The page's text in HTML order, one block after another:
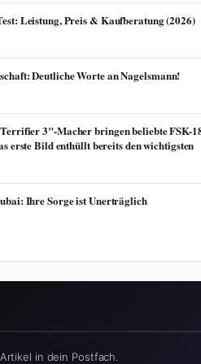
Leistung, Preis & Kaufberatung (2026)
Deutliche Worte an Nagelsmann!
3"-Macher bringen beliebte FSK-
erste Bild enthüllt bereits den wichtigsten
Ihre Sorge ist Unerträglich
in dein Postfach.